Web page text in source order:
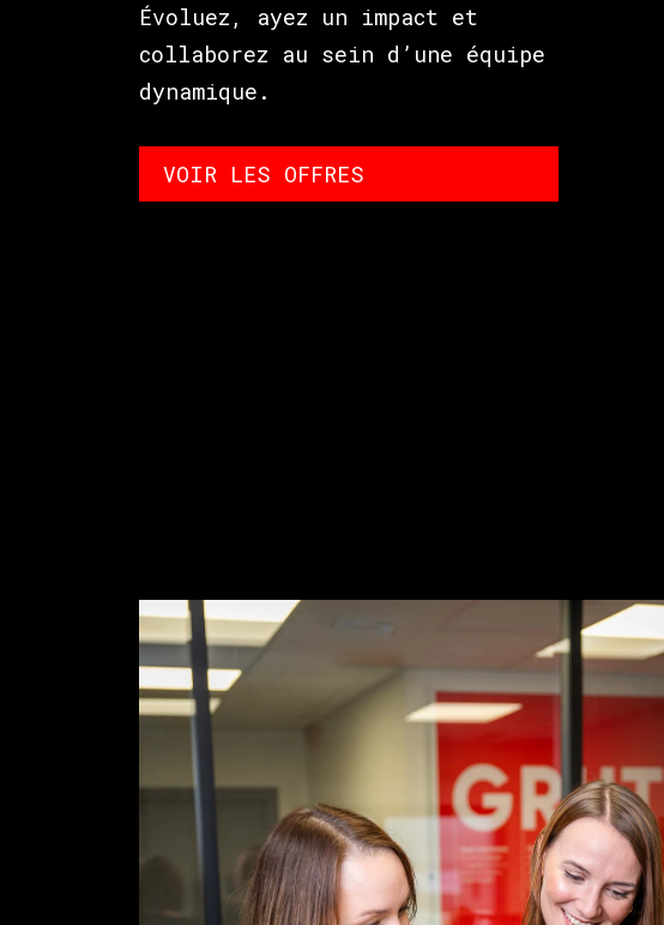
Évoluez, ayez un impact et
collaborez au sein d’une équipe
dynamique.
VOIR LES OFFRES